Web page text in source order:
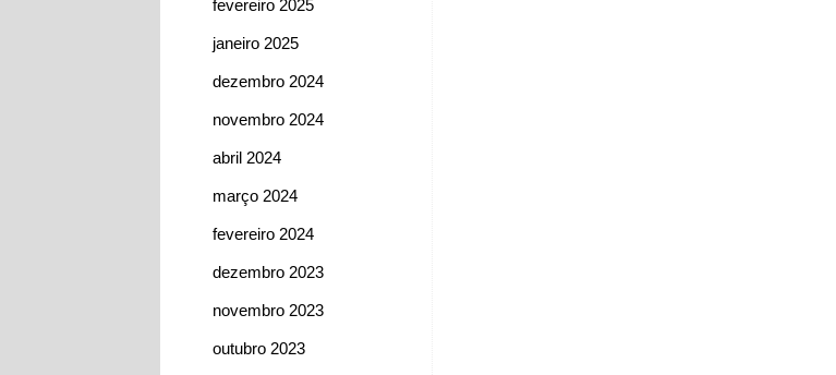
fevereiro 2025
janeiro 2025
dezembro 2024
novembro 2024
abril 2024
março 2024
fevereiro 2024
dezembro 2023
novembro 2023
outubro 2023